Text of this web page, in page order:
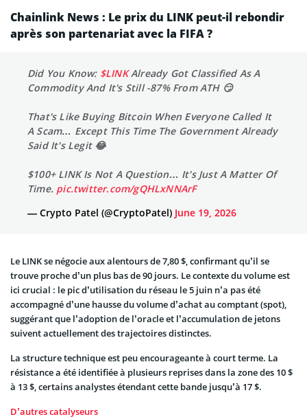
Chainlink News : Le prix du LINK peut-il rebondir
après son partenariat avec la FIFA ?
Did You Know: $LINKAlready Got Classified As A
Commodity And It's Still -87% From ATH 😏
That's Like Buying Bitcoin When Everyone Called It
A Scam… Except This Time The Government Already
Said It's Legit 😂
$100+ LINK Is Not A Question… It's Just A Matter Of
Time. pic.twitter.com/gQHLxNNArF
— Crypto Patel (@CryptoPatel) June 19, 2026
Le LINK se négocie aux alentours de 7,80 $, confirmant qu’il se
trouve proche d’un plus bas de 90 jours. Le contexte du volume est
ici crucial : le pic d’utilisation du réseau le 5 juin n’a pas été
accompagné d’une hausse du volume d’achat au comptant (spot),
suggérant que l’adoption de l’oracle et l’accumulation de jetons
suivent actuellement des trajectoires distinctes.
La structure technique est peu encourageante à court terme. La
résistance a été identifiée à plusieurs reprises dans la zone des 10 $
à 13 $, certains analystes étendant cette bande jusqu’à 17 $.
D’autres catalyseurs